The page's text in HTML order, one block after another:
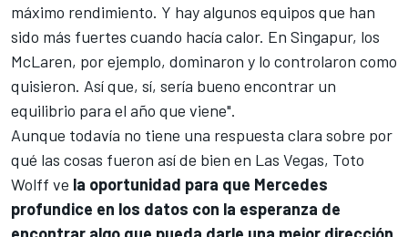
máximo rendimiento. Y hay algunos equipos que han
sido más fuertes cuando hacía calor. En Singapur, los
McLaren, por ejemplo, dominaron y lo controlaron como
quisieron. Así que, sí, sería bueno encontrar un
equilibrio para el año que viene".
Aunque todavía no tiene una respuesta clara sobre por
qué las cosas fueron así de bien en Las Vegas, Toto
Wolff ve la oportunidad para que Mercedes
profundice en los datos con la esperanza de
encontrar algo que pueda darle una mejor dirección